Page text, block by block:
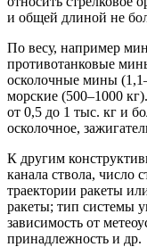
и общей длиной не
По весу, например
противотанковые
осколочные мины
морские (500–1000
от 0,5 до 1 тыс. кг и
осколочное,
К другим
канала ствола, число
траектории ракеты
ракеты; тип системы
зависимость от
принадлежность и др.